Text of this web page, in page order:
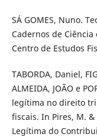
SÁ GOMES, Nuno.
Cadernos de Ciência
Centro de Estudos
TABORDA, Daniel,
ALMEIDA, JOÃO e
legítima no direito
fiscais. In Pires, M. &
Legítima do